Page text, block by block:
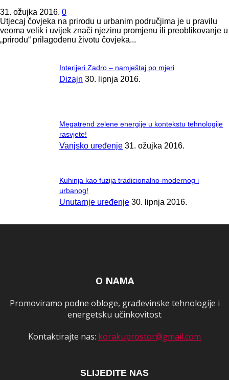
31. ožujka 2016. 0
Utjecaj čovjeka na prirodu u urbanim područjima je u pravilu
veoma velik i uvijek znači njezinu promjenu ili preoblikovanje u
„prirodu“ prilagođenu životu čovjeka...
Interijeri Zadro – namještaj po mjeri
Dizajn 30. lipnja 2016.
Megatrend zelene energije u kontekstu tehnologije
rasvjete!
Vanjsko uređenje 31. ožujka 2016.
Kuhinja kao fuzija tradicionalno-modernog i
urbanog!
Unutarnje uređenje 30. lipnja 2016.
O NAMA
Promoviramo podne obloge, građevinske tehnologije i
energetsku učinkovitost
Kontaktirajte nas: korakuprostor@gmail.com
SLIJEDITE NAS